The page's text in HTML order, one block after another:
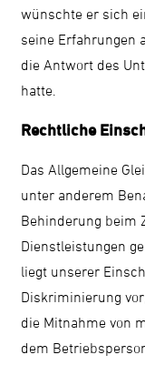
wünschte er sich
seine Erfahrungen
die Antwort des
hatte.
Rechtliche
Das Allgemeine
unter anderem
Behinderung beim
Dienstleistungen
liegt unserer
Diskriminierung
die Mitnahme von
dem